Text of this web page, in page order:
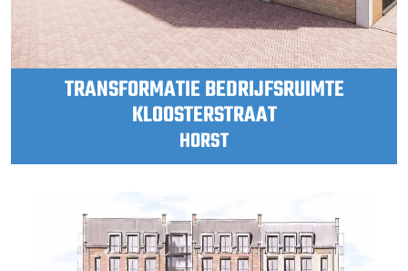
TRANSFORMATIE BEDRIJFSRUIMTE
KLOOSTERSTRAAT
HORST